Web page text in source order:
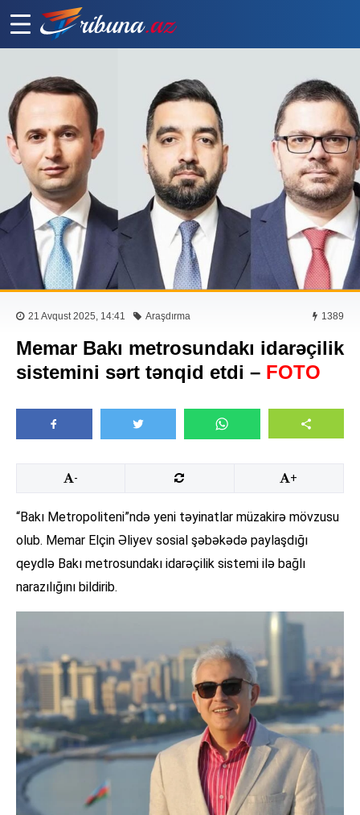
21 Avqust 2025, 14:41 Araşdırma 1389
Memar Bakı metrosundakı idarəçilik
sistemini sərt tənqid etdi – FOTO
- +
“Bakı Metropoliteni”ndə yeni təyinatlar müzakirə mövzusu
olub. Memar Elçin Əliyev sosial şəbəkədə paylaşdığı
qeydlə Bakı metrosundakı idarəçilik sistemi ilə bağlı
narazılığını bildirib.